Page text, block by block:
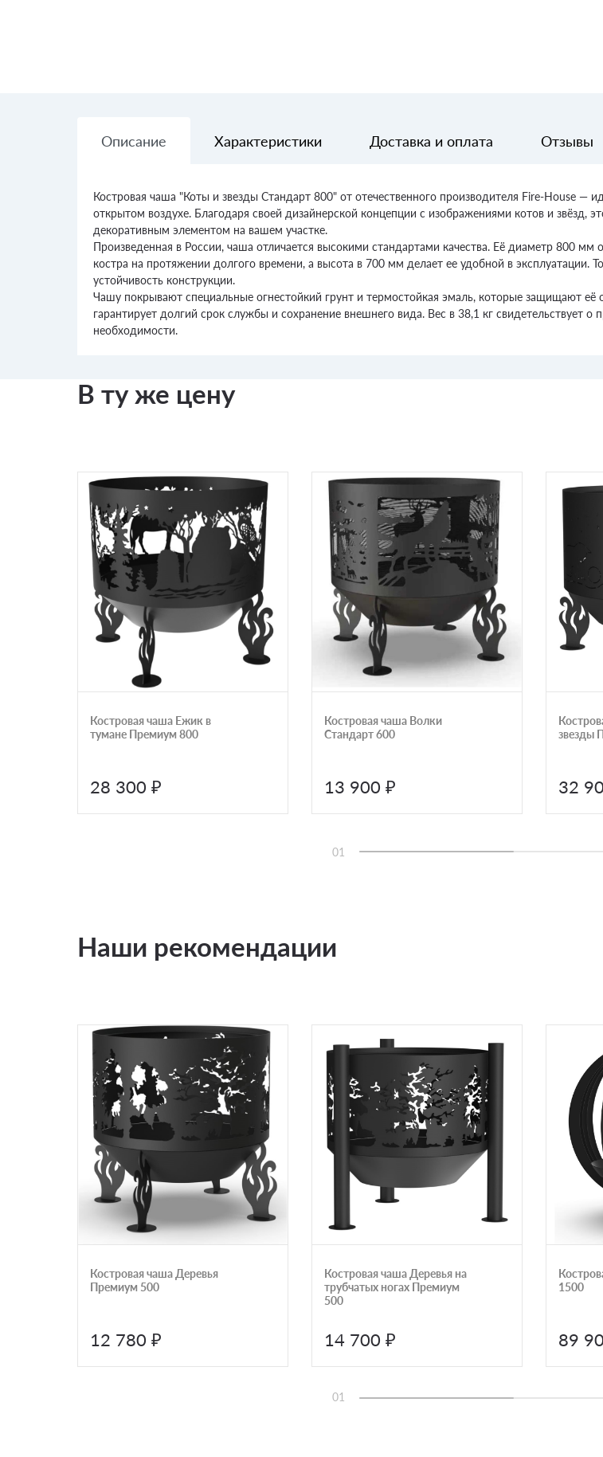
Описание Характеристики Доставка и оплата Отзывы
Костровая чаша "Коты и звезды Стандарт 800" от отечественного производителя Fire-House
открытом воздухе. Благодаря своей дизайнерской концепции с изображениями котов и звёзд,
декоративным элементом на вашем участке.
Произведенная в России, чаша отличается высокими стандартами качества. Её диаметр 800
костра на протяжении долгого времени, а высота в 700 мм делает ее удобной в
устойчивость конструкции.
Чашу покрывают специальные огнестойкий грунт и термостойкая эмаль, которые защищают её
гарантирует долгий срок службы и сохранение внешнего вида. Вес в 38,1 кг свидетельствует
необходимости.
В ту же цену
Костровая чаша Ежик в
тумане Премиум 800
28 300 ₽
Костровая чаша Волки
Стандарт 600
13 900 ₽
звезды
32
01
Наши рекомендации
Костровая чаша Деревья
Премиум 500
12 780 ₽
Костровая чаша Деревья на
трубчатых ногах Премиум
500
14 700 ₽
1500
89
01